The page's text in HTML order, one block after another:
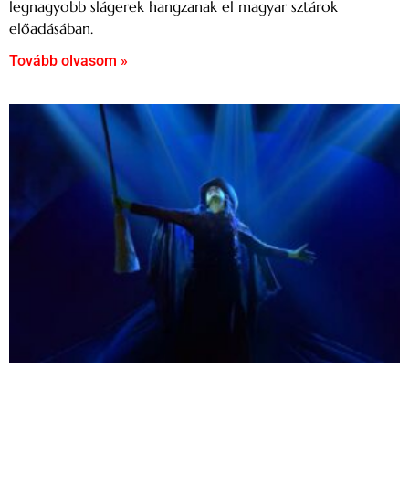
legnagyobb slágerek hangzanak el magyar sztárok
előadásában.
Tovább olvasom »